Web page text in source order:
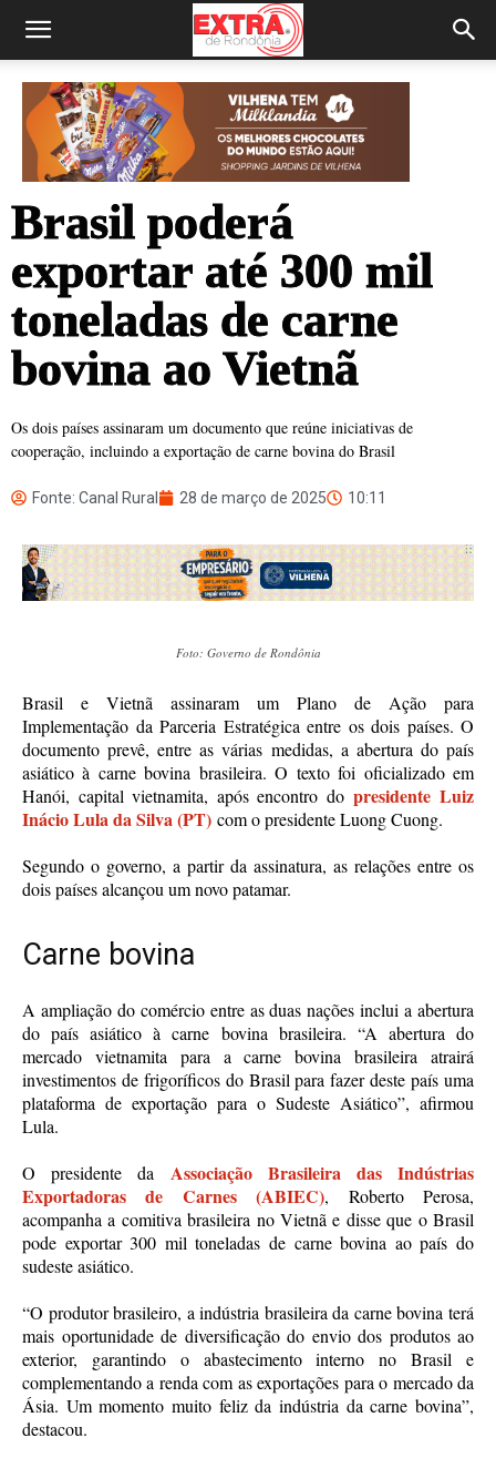
Brasil poderá
exportar até 300 mil
toneladas de carne
bovina ao Vietnã
Os dois países assinaram um documento que reúne iniciativas de
cooperação, incluindo a exportação de carne bovina do Brasil
Fonte: Canal Rural 28 de março de 2025 10:11
Foto: Governo de Rondônia
Brasil e Vietnã assinaram um Plano de Ação para
Implementação da Parceria Estratégica entre os dois países. O
documento prevê, entre as várias medidas, a abertura do país
asiático à carne bovina brasileira. O texto foi oficializado em
Hanói, capital vietnamita, após encontro dopresidente Luiz
Inácio Lula da Silva (PT) com o presidente Luong Cuong.
Segundo o governo, a partir da assinatura, as relações entre os
dois países alcançou um novo patamar.
Carne bovina
A ampliação do comércio entre as duas nações inclui a abertura
do país asiático à carne bovina brasileira. “A abertura do
mercado vietnamita para a carne bovina brasileira atrairá
investimentos de frigoríficos do Brasil para fazer deste país uma
plataforma de exportação para o Sudeste Asiático”, afirmou
Lula.
O presidente da Associação Brasileira das Indústrias
Exportadoras de Carnes (ABIEC), Roberto Perosa,
acompanha a comitiva brasileira no Vietnã e disse que o Brasil
pode exportar 300 mil toneladas de carne bovina ao país do
sudeste asiático.
“O produtor brasileiro, a indústria brasileira da carne bovina terá
mais oportunidade de diversificação do envio dos produtos ao
exterior, garantindo o abastecimento interno no Brasil e
complementando a renda com as exportações para o mercado da
Ásia. Um momento muito feliz da indústria da carne bovina”,
destacou.